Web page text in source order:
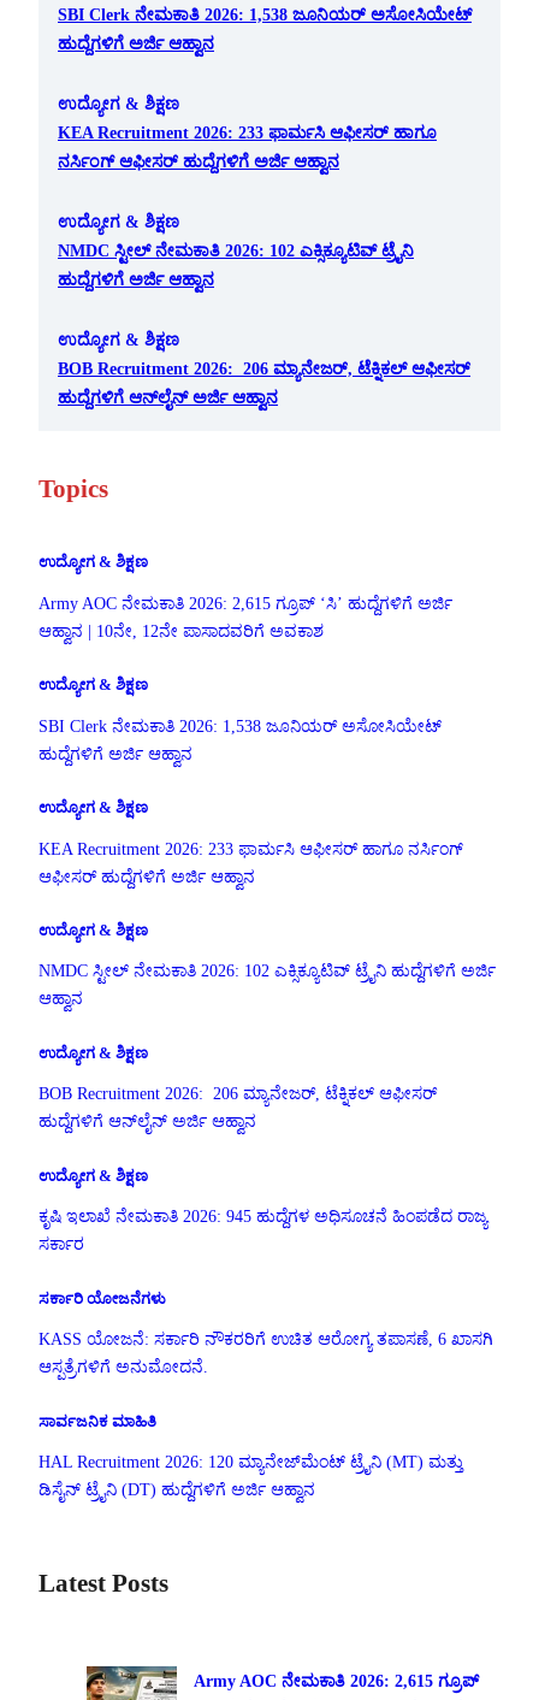
SBI Clerk ನೇಮಕಾತಿ 2026: 1,538 ಜೂನಿಯರ್ ಅಸೋಸಿಯೇಟ್
ಹುದ್ದೆಗಳಿಗೆ ಅರ್ಜಿ ಆಹ್ವಾನ
ಉದ್ಯೋಗ & ಶಿಕ್ಷಣ
KEA Recruitment 2026: 233 ಫಾರ್ಮಸಿ ಆಫೀಸರ್ ಹಾಗೂ
ನರ್ಸಿಂಗ್ ಆಫೀಸರ್ ಹುದ್ದೆಗಳಿಗೆ ಅರ್ಜಿ ಆಹ್ವಾನ
ಉದ್ಯೋಗ & ಶಿಕ್ಷಣ
NMDC ಸ್ಟೀಲ್ ನೇಮಕಾತಿ 2026: 102 ಎಕ್ಸಿಕ್ಯೂಟಿವ್ ಟ್ರೈನಿ
ಹುದ್ದೆಗಳಿಗೆ ಅರ್ಜಿ ಆಹ್ವಾನ
ಉದ್ಯೋಗ & ಶಿಕ್ಷಣ
BOB Recruitment 2026: 206 ಮ್ಯಾನೇಜರ್, ಟೆಕ್ನಿಕಲ್ ಆಫೀಸರ್
ಹುದ್ದೆಗಳಿಗೆ ಆನ್‌ಲೈನ್ ಅರ್ಜಿ ಆಹ್ವಾನ
Topics
ಉದ್ಯೋಗ & ಶಿಕ್ಷಣ
Army AOC ನೇಮಕಾತಿ 2026: 2,615 ಗ್ರೂಪ್ ‘ಸಿ’ ಹುದ್ದೆಗಳಿಗೆ ಅರ್ಜಿ
ಆಹ್ವಾನ | 10ನೇ, 12ನೇ ಪಾಸಾದವರಿಗೆ ಅವಕಾಶ
ಉದ್ಯೋಗ & ಶಿಕ್ಷಣ
SBI Clerk ನೇಮಕಾತಿ 2026: 1,538 ಜೂನಿಯರ್ ಅಸೋಸಿಯೇಟ್
ಹುದ್ದೆಗಳಿಗೆ ಅರ್ಜಿ ಆಹ್ವಾನ
ಉದ್ಯೋಗ & ಶಿಕ್ಷಣ
KEA Recruitment 2026: 233 ಫಾರ್ಮಸಿ ಆಫೀಸರ್ ಹಾಗೂ ನರ್ಸಿಂಗ್
ಆಫೀಸರ್ ಹುದ್ದೆಗಳಿಗೆ ಅರ್ಜಿ ಆಹ್ವಾನ
ಉದ್ಯೋಗ & ಶಿಕ್ಷಣ
NMDC ಸ್ಟೀಲ್ ನೇಮಕಾತಿ 2026: 102 ಎಕ್ಸಿಕ್ಯೂಟಿವ್ ಟ್ರೈನಿ ಹುದ್ದೆಗಳಿಗೆ ಅರ್ಜಿ
ಆಹ್ವಾನ
ಉದ್ಯೋಗ & ಶಿಕ್ಷಣ
BOB Recruitment 2026: 206 ಮ್ಯಾನೇಜರ್, ಟೆಕ್ನಿಕಲ್ ಆಫೀಸರ್
ಹುದ್ದೆಗಳಿಗೆ ಆನ್‌ಲೈನ್ ಅರ್ಜಿ ಆಹ್ವಾನ
ಉದ್ಯೋಗ & ಶಿಕ್ಷಣ
ಕೃಷಿ ಇಲಾಖೆ ನೇಮಕಾತಿ 2026: 945 ಹುದ್ದೆಗಳ ಅಧಿಸೂಚನೆ ಹಿಂಪಡೆದ ರಾಜ್ಯ
ಸರ್ಕಾರ
ಸರ್ಕಾರಿ ಯೋಜನೆಗಳು
KASS ಯೋಜನೆ: ಸರ್ಕಾರಿ ನೌಕರರಿಗೆ ಉಚಿತ ಆರೋಗ್ಯ ತಪಾಸಣೆ, 6 ಖಾಸಗಿ
ಆಸ್ಪತ್ರೆಗಳಿಗೆ ಅನುಮೋದನೆ.
ಸಾರ್ವಜನಿಕ ಮಾಹಿತಿ
HAL Recruitment 2026: 120 ಮ್ಯಾನೇಜ್‌ಮೆಂಟ್ ಟ್ರೈನಿ (MT) ಮತ್ತು
ಡಿಸೈನ್ ಟ್ರೈನಿ (DT) ಹುದ್ದೆಗಳಿಗೆ ಅರ್ಜಿ ಆಹ್ವಾನ
Latest Posts
Army AOC ನೇಮಕಾತಿ 2026: 2,615 ಗ್ರೂಪ್